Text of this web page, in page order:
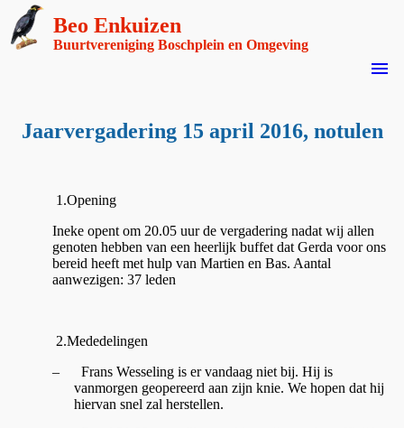
Beo Enkuizen
Buurtvereniging Boschplein en Omgeving
menu
Jaarvergadering 15 april 2016, notulen
1.Opening
Ineke opent om 20.05 uur de vergadering nadat wij allen
genoten hebben van een heerlijk buffet dat Gerda voor ons
bereid heeft met hulp van Martien en Bas. Aantal
aanwezigen: 37 leden
2.Mededelingen
– Frans Wesseling is er vandaag niet bij. Hij is
vanmorgen geopereerd aan zijn knie. We hopen dat hij
hiervan snel zal herstellen.